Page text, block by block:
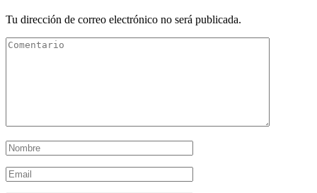
Tu dirección de correo electrónico no será publicada.